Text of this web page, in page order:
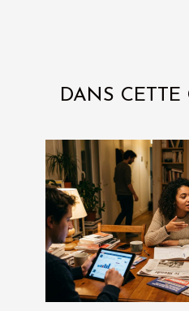
DANS CETTE